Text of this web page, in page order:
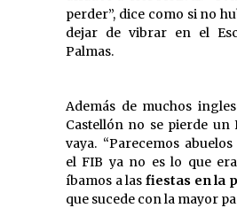
perder”, dice como si no
dejar de vibrar en el
Palmas.
Además de muchos
Castellón no se pierde un
vaya. “Parecemos
el FIB ya no es lo que
íbamos a las fiestas en la
que sucede con la mayor